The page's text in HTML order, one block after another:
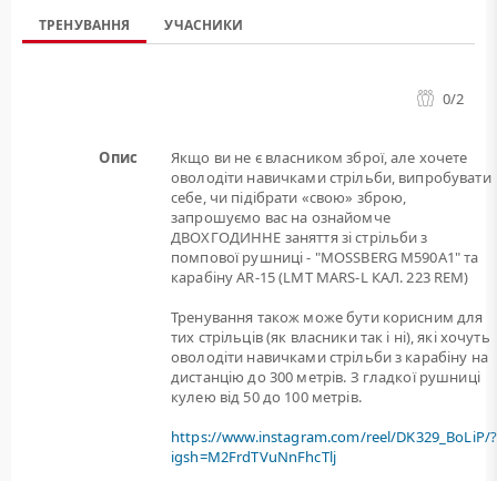
ТРЕНУВАННЯ УЧАСНИКИ
0/2
Опис
Якщо ви не є власником зброї, але хочете
оволодіти навичками стрільби, випробувати
себе, чи підібрати «свою» зброю,
запрошуємо вас на ознайомче
ДВОХГОДИННЕ заняття зі стрільби з
помпової рушниці - "MOSSBERG M590A1" та
карабіну AR-15 (LMT MARS-L КАЛ. 223 REM)
Тренування також може бути корисним для
тих стрільців (як власники так і ні), які хочуть
оволодіти навичками стрільби з карабіну на
дистанцію до 300 метрів. З гладкої рушниці
кулею від 50 до 100 метрів.
https://www.instagram.com/reel/DK329_BoLiP/?
igsh=M2FrdTVuNnFhcTlj